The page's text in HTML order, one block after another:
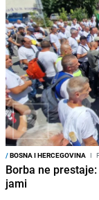
/BOSNA I HERCEGOVINA I
Borba ne
jami